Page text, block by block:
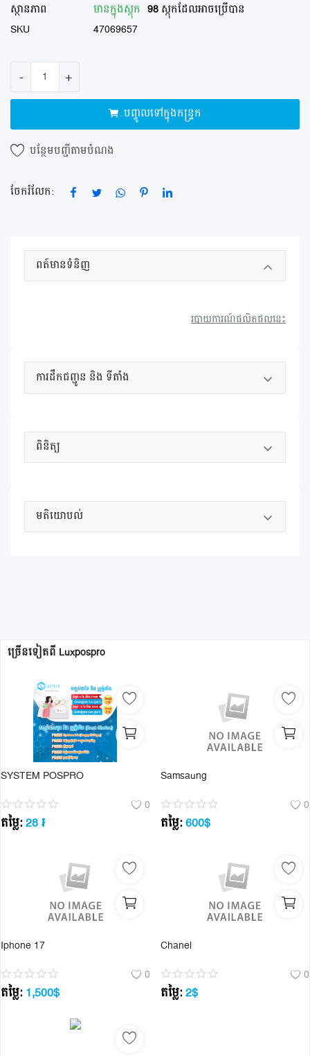
បញ្ចីរក្សាទុក
ប្លុក
ចុះឈ្មោះ
ស្ថានភាព មានក្នុង​ស្តុក 98ស្កុកដែលអាចប្រើបាន
SKU
47069657
- +
បញ្ចូលទៅក្នុងកន្ទ្រក
បន្ថែម​បញ្ជី​តាម​បំណង
ចែករំលែក:
ពត៍មានទំនិញ
របាយការណ៍ផលិតផលនេះ
ការដឹកជញ្ជូន និង ទីតាំង
ពិនិត្យ
មតិយោបល់
ច្រើនទៀតពី Luxpospro
SYSTEM POSPRO
0
តម្លៃ:28៛
Samsaung
0
តម្លៃ:600$
Iphone 17
0
តម្លៃ: 1,500$
Chanel
0
តម្លៃ:2$